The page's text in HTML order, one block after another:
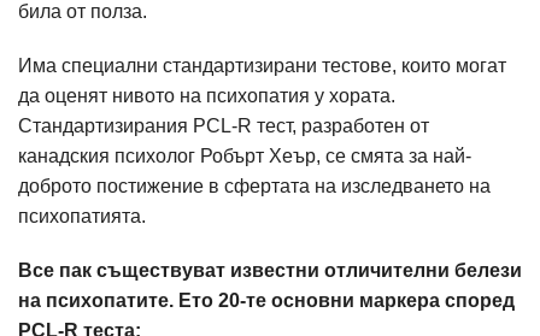
била от полза.
Има специални стандартизирани тестове, които могат
да оценят нивото на психопатия у хората.
Стандартизирания PCL-R тест, разработен от
канадския психолог Робърт Хеър, се смята за най-
доброто постижение в сфертата на изследването на
психопатията.
Все пак съществуват известни отличителни белези
на психопатите. Ето 20-те основни маркера според
PCL-R теста: